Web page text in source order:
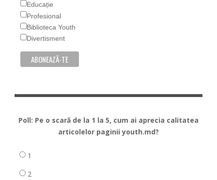
Educație
Profesional
Biblioteca Youth
Divertisment
Poll: Pe o scară de la 1 la 5, cum ai aprecia calitatea
articolelor paginii youth.md?
1
2